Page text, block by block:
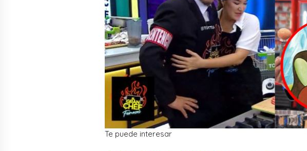
Te puede interesar